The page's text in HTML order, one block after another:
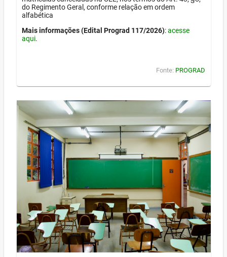
do Regimento Geral, conforme relação em ordem
alfabética
Mais informações (Edital Prograd 117/2026):acesse
aqui.
Fonte: PROGRAD